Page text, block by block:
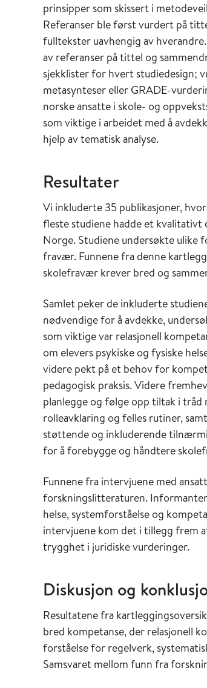
prinsipper som skissert i
Referanser ble først vurdert på
fulltekster uavhengig av
av referanser på tittel og
sjekklister for hvert studiedesign;
metasynteser eller GRADE-
norske ansatte i skole- og
som viktige i arbeidet med å
hjelp av tematisk analyse.
Resultater
Vi inkluderte 35 publikasjoner,
fleste studiene hadde et
Norge. Studiene undersøkte ulike
fravær. Funnene fra denne
skolefravær krever bred og
Samlet peker de inkluderte
nødvendige for å avdekke,
som viktige var relasjonell
om elevers psykiske og fysiske
videre pekt på et behov for
pedagogisk praksis. Videre
planlegge og følge opp tiltak i tråd
rolleavklaring og felles rutiner,
støttende og inkluderende
for å forebygge og håndtere
Funnene fra intervjuene med
forskningslitteraturen.
helse, systemforståelse og
intervjuene kom det i tillegg frem
trygghet i juridiske vurderinger.
Diskusjon og
Resultatene fra
bred kompetanse, der relasjonell
forståelse for regelverk,
Samsvaret mellom funn fra